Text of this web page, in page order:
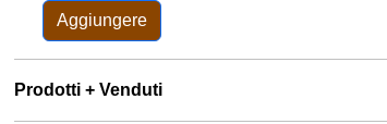
Aggiungere
Prodotti + Venduti